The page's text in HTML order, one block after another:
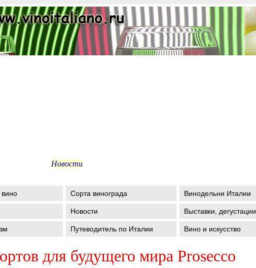
Новости
вино Сорта винограда Винодельни Италии
Новости Выставки, дегустации
Путеводитель по Италии Вино и искусство
для будущего мира Prosecco